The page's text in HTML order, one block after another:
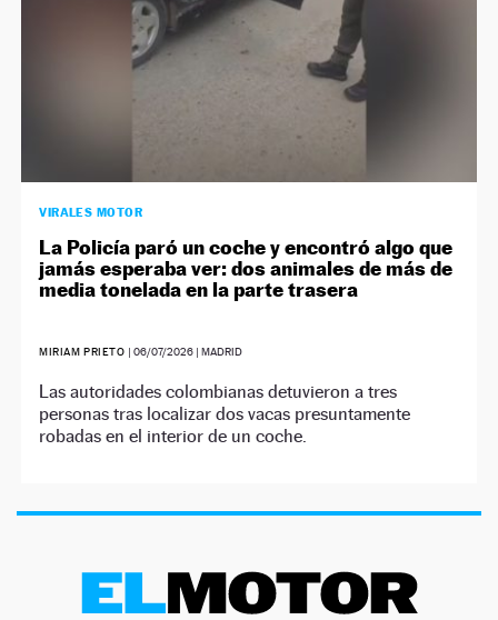
VIRALES MOTOR
La Policía paró un coche y encontró algo que
jamás esperaba ver: dos animales de más de
media tonelada en la parte trasera
MIRIAM PRIETO | 06/07/2026| MADRID
Las autoridades colombianas detuvieron a tres
personas tras localizar dos vacas presuntamente
robadas en el interior de un coche.